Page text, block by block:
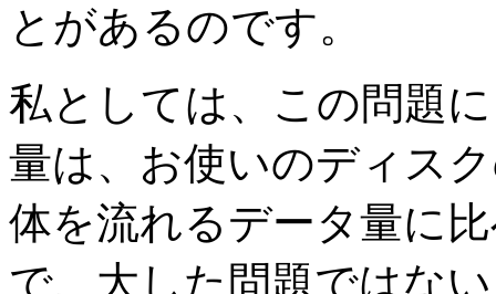
とがあるのです。
私としては、この問題
量は、お使いのディス
体を流れるデータ量に
で、大した問題ではな